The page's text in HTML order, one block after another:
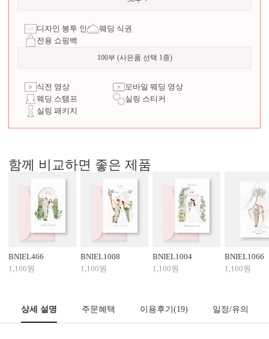
디자인 봉투 인쇄 웨딩 식권
전용 쇼핑백
100부 (사은품 선택 1종)
식전 영상
모바일 웨딩 영상
웨딩 스탬프
실링 스티커
실링 패키지
함께 비교하면 좋은 제품
BNIEL466
1,100원
BNIEL1008
1,100원
BNIEL1004
1,100원
BNIEL1066
1,100원
상세 설명 주문혜택 이용후기(19) 일정/유의